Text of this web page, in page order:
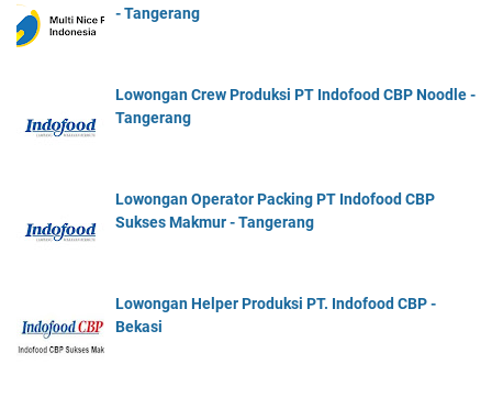
- Tangerang
Lowongan Crew Produksi PT Indofood CBP Noodle -
Tangerang
Lowongan Operator Packing PT Indofood CBP
Sukses Makmur - Tangerang
Lowongan Helper Produksi PT. Indofood CBP -
Bekasi